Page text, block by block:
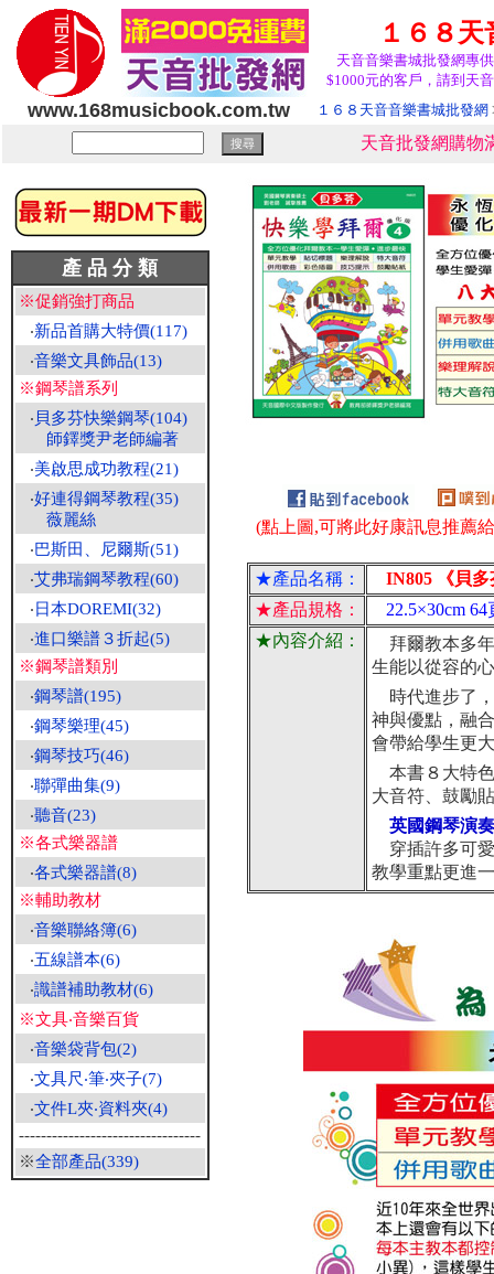
１６８
天音音樂書城批發網專
$1000元的客戶，請到天
www.168musicbook.com.tw １６８天音音樂書城批發網
天音批發網購物
產 品 分 類
※促銷強打商品
‧新品首購大特價(117)
‧音樂文具飾品(13)
※鋼琴譜系列
‧ 貝多芬快樂鋼琴(104)
師鐸獎尹老師編著
‧美啟思成功教程(21)
‧好連得鋼琴教程(35)
薇麗絲
‧巴斯田、尼爾斯(51)
‧艾弗瑞鋼琴教程(60)
‧ 日本DOREMI(32)
‧進口樂譜３折起(5)
※鋼琴譜類別
‧鋼琴譜(195)
‧鋼琴樂理(45)
‧鋼琴技巧(46)
‧聯彈曲集(9)
‧聽音(23)
※各式樂器譜
‧各式樂器譜(8)
※輔助教材
‧音樂聯絡簿(6)
‧五線譜本(6)
‧識譜補助教材(6)
※文具‧音樂百貨
‧音樂袋背包(2)
‧文具尺‧筆‧夾子(7)
‧文件L夾‧資料夾(4)
---------------------------------
※全部產品(339)
(點上圖,可將此好康訊息推薦
★產品名稱：
IN805 《貝多
★產品規格：
22.5×30cm
★內容介紹：
拜爾教本多
生能以從容的
時代進步了
神與優點，融
會帶給學生更
本書８大特
大音符、鼓勵
英國鋼琴演
穿插許多可
教學重點更進